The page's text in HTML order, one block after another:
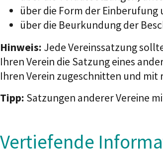
über die Form der Einberufung
über die Beurkundung der
Hinweis: Jede Vereinssatzung
Ihren Verein die Satzung eines
Ihren Verein zugeschnitten und
Tipp: Satzungen anderer Vereine
Vertiefende